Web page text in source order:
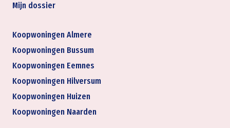
Mijn dossier
Koopwoningen Almere
Koopwoningen Bussum
Koopwoningen Eemnes
Koopwoningen Hilversum
Koopwoningen Huizen
Koopwoningen Naarden